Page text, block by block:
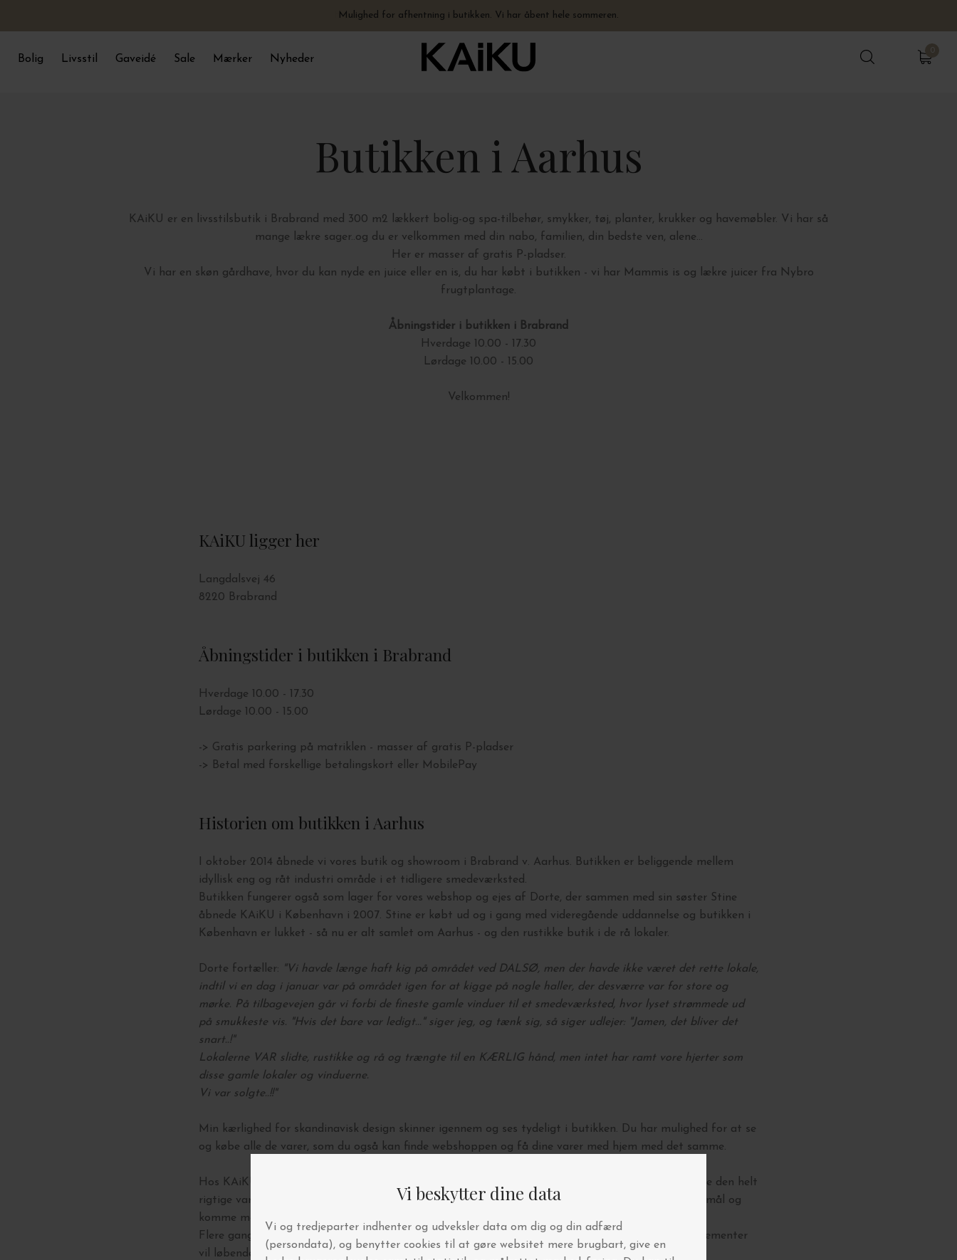
Fysisk butik åben hele sommeren - hverdage 10-17.30 + lørdage 10-15
Hurtig levering – vi sender på 0-1 hverdage. Åbent hele sommeren.
Mulighed for afhentning i butikken. Vi har åbent hele sommeren.
Gratis levering til pakkeshop ved køb over 499,-
Bolig Livsstil Gaveidé Sale Mærker Nyheder
0
Butikken i Aarhus
KAiKU er en livsstilsbutik i Brabrand med 300 m2 lækkert bolig-og spa-tilbehør, smykker, tøj, planter, krukker og havemøbler. Vi har så
mange lækre sager..og du er velkommen med din nabo, familien, din bedste ven, alene...
Her er masser af gratis P-pladser.
Vi har en skøn gårdhave, hvor du kan nyde en juice eller en is, du har købt i butikken - vi har Mammis is og lækre juicer fra Nybro
frugtplantage.
Åbningstider i butikken i Brabrand
Hverdage 10.00 - 17.30
Lørdage 10.00 - 15.00
Velkommen!
KAiKU ligger her
Langdalsvej 46
8220 Brabrand
Åbningstider i butikken i Brabrand
Hverdage 10.00 - 17.30
Lørdage 10.00 - 15.00
-> Gratis parkering på matriklen - masser af gratis P-pladser
-> Betal med forskellige betalingskort eller MobilePay
Historien om butikken i Aarhus
I oktober 2014 åbnede vi vores butik og showroom i Brabrand v. Aarhus. Butikken er beliggende mellem
idyllisk eng og råt industri område i et tidligere smedeværksted.
Butikken fungerer også som lager for vores webshop og ejes af Dorte, der sammen med sin søster Stine
åbnede KAiKU i København i 2007. Stine er købt ud og i gang med videregående uddannelse og butikken i
København er lukket - så nu er alt samlet om Aarhus - og den rustikke butik i de rå lokaler.
Dorte fortæller: "Vi havde længe haft kig på området ved DALSØ, men der havde ikke været det rette lokale,
indtil vi en dag i januar var på området igen for at kigge på nogle haller, der desværre var for store og
mørke. På tilbagevejen går vi forbi de fineste gamle vinduer til et smedeværksted, hvor lyset strømmede ud
på smukkeste vis. "Hvis det bare var ledigt..." siger jeg, og tænk sig, så siger udlejer: "Jamen, det bliver det
snart..!"
Lokalerne VAR slidte, rustikke og rå og trængte til en KÆRLIG hånd, men intet har ramt vore hjerter som
disse gamle lokaler og vinduerne.
Vi var solgte..!!"
Min kærlighed for skandinavisk design skinner igennem og ses tydeligt i butikken. Du har mulighed for at se
og købe alle de varer, som du også kan finde webshoppen og få dine varer med hjem med det samme.
Hos KAiKU tilbyder vi den bedste service, hvor vi sætter en ære i at hjælpe og rådgive dig i at finde den helt
rigtige vare. I vores butik sætter vi altid kunden højest og sætter tid af til at svare på dine spørgsmål og
komme med gode råd.
Flere gange om året afholder vi spændende kundearrangementer med særlige tilbud. Disse arrangementer
vil løbende blive annonceret her på siden, på Facebook og i vores nyhedsbreve.